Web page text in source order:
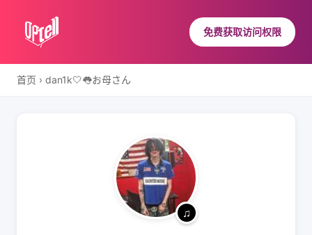
免费获取访问权限
首页 › dan1k🤍👅お母さん